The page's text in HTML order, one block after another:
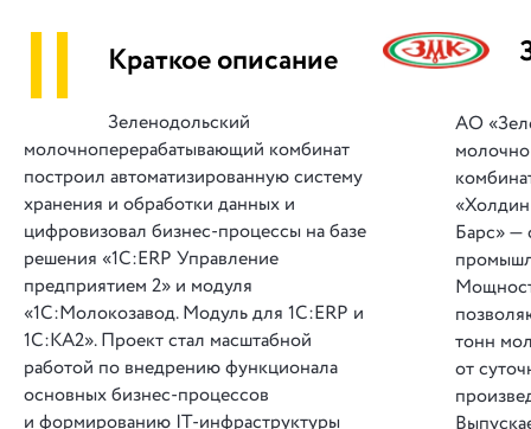
|| Краткое описание
Зеленодольский
молочноперерабатывающий комбинат
построил автоматизированную систему
хранения и обработки данных и
цифровизовал бизнес-процессы на базе
решения «1С:ERP Управление
предприятием 2» и модуля
«1С:Молокозавод. Модуль для 1С:ERP и
1С:КА2». Проект стал масштабной
работой по внедрению функционала
основных бизнес-процессов
и формированию IT-инфраструктуры
АО
Барс» —
тонн
от